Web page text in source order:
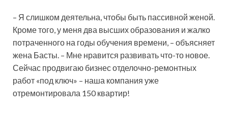
– Я слишком деятельна, чтобы быть пассивной женой.
Кроме того, у меня два высших образования и жалко
потраченного на годы обучения времени, – объясняет
жена Басты. – Мне нравится развивать что-то новое.
Сейчас продвигаю бизнес отделочно-ремонтных
работ «под ключ» – наша компания уже
отремонтировала 150 квартир!